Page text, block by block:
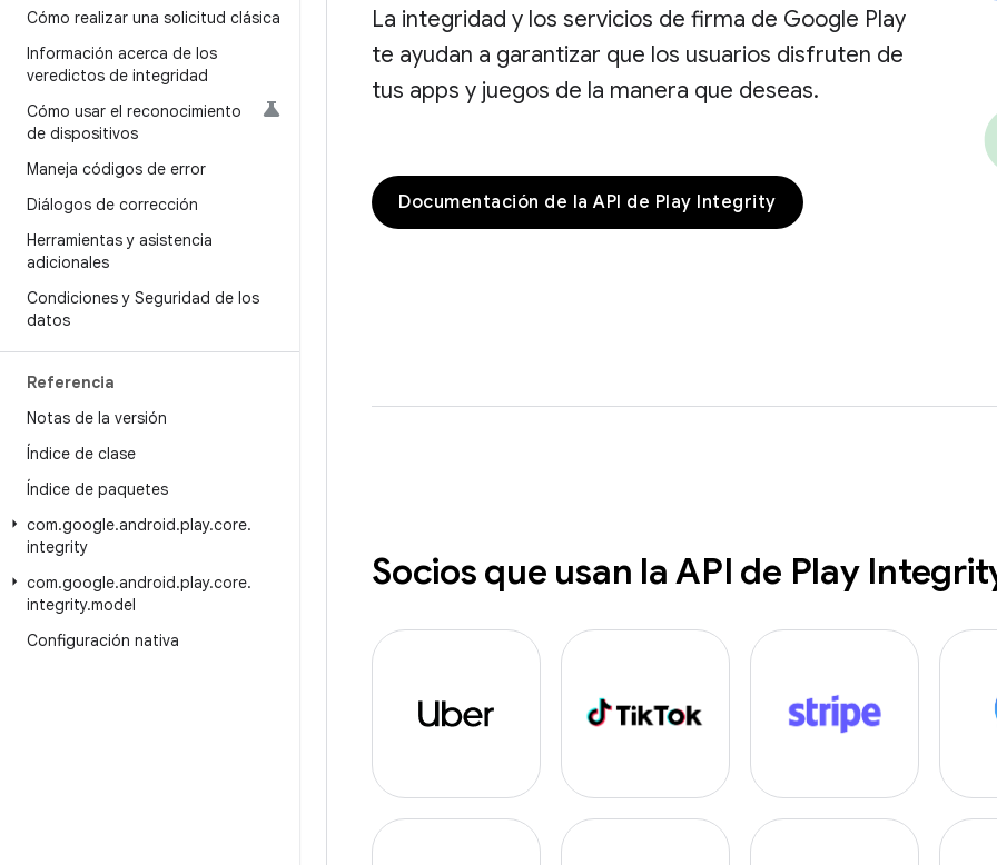
Cómo realizar una solicitud clásica
Información acerca de los
veredictos de integridad
Cómo usar el reconocimiento
de dispositivos
Maneja códigos de error
Diálogos de corrección
Herramientas y asistencia
adicionales
Condiciones y Seguridad de los
datos
Referencia
Notas de la versión
Índice de clase
Índice de paquetes
com.google.android.play.core.
integrity
com.google.android.play.core.
integrity.model
Configuración nativa
La integridad y los servicios de firma de Google Play
te ayudan a garantizar que los usuarios disfruten de
tus apps y juegos de la manera que deseas.
Documentación de la API de Play Integrity
Socios que usan la API de Play